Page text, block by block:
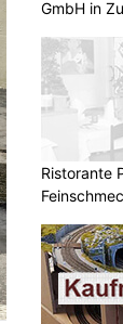
GmbH in
Ristorante